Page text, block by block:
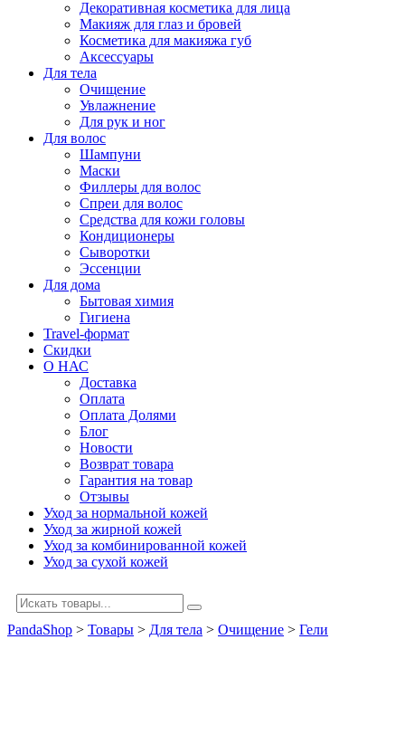
Декоративная косметика для лица
Макияж для глаз и бровей
Косметика для макияжа губ
Аксессуары
Для тела
Очищение
Увлажнение
Для рук и ног
Для волос
Шампуни
Маски
Филлеры для волос
Спреи для волос
Средства для кожи головы
Кондиционеры
Сыворотки
Эссенции
Для дома
Бытовая химия
Гигиена
Travel-формат
Скидки
О НАС
Доставка
Оплата
Оплата Долями
Блог
Новости
Возврат товара
Гарантия на товар
Отзывы
Уход за нормальной кожей
Уход за жирной кожей
Уход за комбинированной кожей
Уход за сухой кожей
PandaShop > Товары > Для тела > Очищение > Гели